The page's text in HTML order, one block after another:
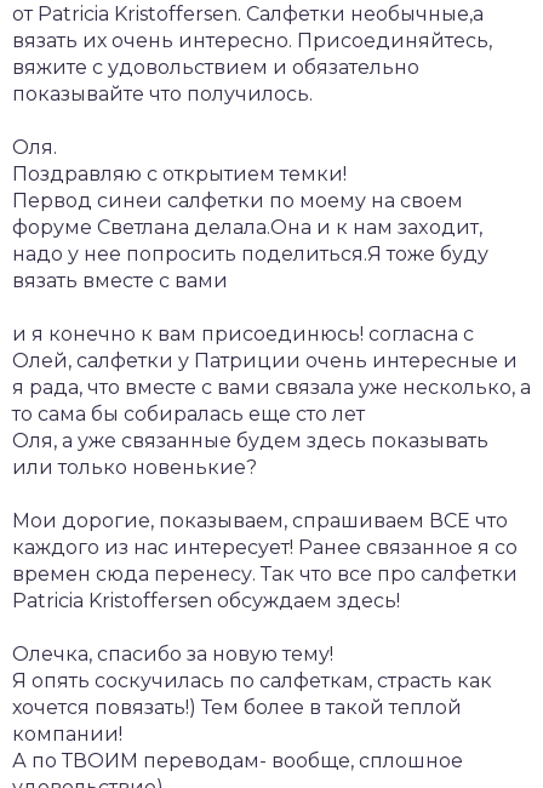
от Patricia Kristoffersen. Салфетки необычные,а
вязать их очень интересно. Присоединяйтесь,
вяжите с удовольствием и обязательно
показывайте что получилось.
Оля.
Поздравляю с открытием темки!
Первод синеи салфетки по моему на своем
форуме Светлана делала.Она и к нам заxодит,
надо у нее попросить поделиться.Я тоже буду
вязать вместе с вами
и я конечно к вам присоединюсь! согласна с
Олей, салфетки у Патриции очень интересные и
я рада, что вместе с вами связала уже несколько, а
то сама бы собиралась еще сто лет
Оля, а уже связанные будем здесь показывать
или только новенькие?
Мои дорогие, показываем, спрашиваем ВСЕ что
каждого из нас интересует! Ранее связанное я со
времен сюда перенесу. Так что все про салфетки
Patricia Kristoffersen обсуждаем здесь!
Олечка, спасибо за новую тему!
Я опять соскучилась по салфеткам, страсть как
хочется повязать!) Тем более в такой теплой
компании!
А по ТВОИМ переводам- вообще, сплошное